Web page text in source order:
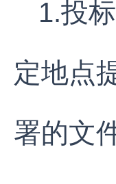
1.投
定地点
署的文